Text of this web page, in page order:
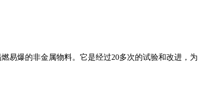
易爆的非金属物料。它是经过20多次的试验和改进，为